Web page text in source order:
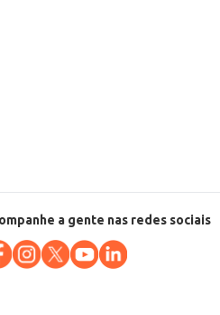
a gente nas redes sociais